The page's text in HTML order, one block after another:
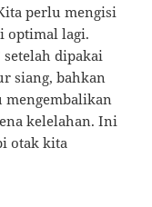
perlu mengisi
optimal lagi.
dipakai
siang, bahkan
mengembalikan
kelelahan. Ini
otak kita